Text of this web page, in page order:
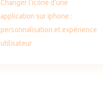
Changer l’icône d’une
application sur iphone :
personnalisation et expérience
utilisateur